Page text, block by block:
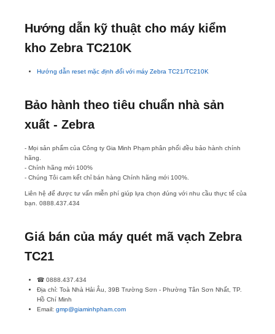
Hướng dẫn kỹ thuật cho máy kiểm
kho Zebra TC210K
Hướng dẫn reset mặc định đối với máy Zebra TC21/TC210K
Bảo hành theo tiêu chuẩn nhà sản
xuất - Zebra
- Mọi sản phẩm của Công ty Gia Minh Phạm phân phối đều bảo hành chính
hãng.
- Chính hãng mới 100%
- Chúng Tôi cam kết chỉ bán hàng Chính hãng mới 100%.
Liên hệ để được tư vấn miễn phí giúp lựa chọn đúng với nhu cầu thực tế của
bạn. 0888.437.434
Giá bán của máy quét mã vạch Zebra
TC21
☎ 0888.437.434
Địa chỉ: Toà Nhà Hải Âu, 39B Trường Sơn - Phường Tân Sơn Nhất, TP.
Hồ Chí Minh
Email: gmp@giaminhpham.com